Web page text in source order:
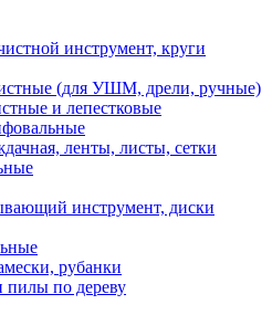
инструмент, круги
(для УШМ, дрели, ручные)
и лепестковые
ленты, листы, сетки
инструмент, диски
рубанки
по дереву